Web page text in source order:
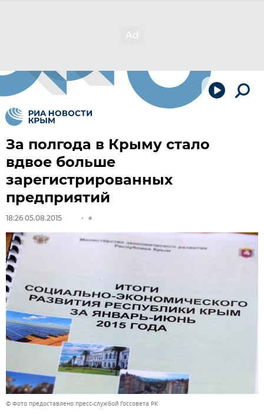
За полгода в Крыму стало
вдвое больше
зарегистрированных
предприятий
18:26 05.08.2015
© Фото предоставлено пресс-службой Госсовета РК